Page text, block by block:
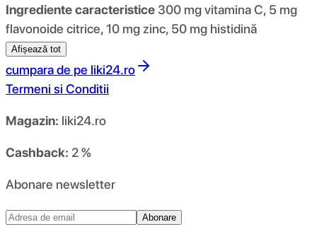
Ingrediente caracteristice 300 mg vitamina C, 5 mg
flavonoide citrice, 10 mg zinc, 50 mg histidină
Afișează tot
cumpara de pe liki24.ro
Termeni si Conditii
Magazin: liki24.ro
Cashback: 2 %
Abonare newsletter
Abonare